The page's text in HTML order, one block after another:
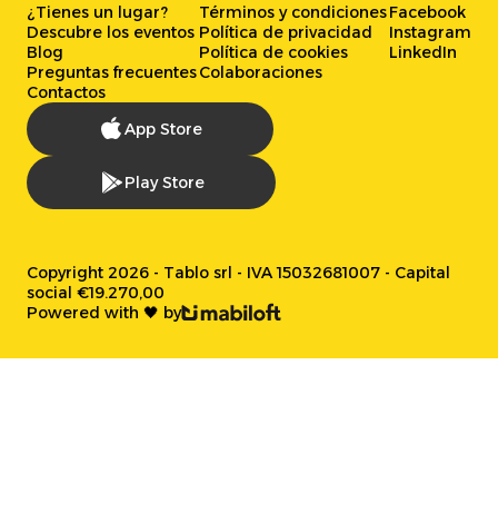
¿Tienes un lugar?
Descubre los eventos
Blog
Preguntas frecuentes
Contactos
Términos y condiciones
Política de privacidad
Política de cookies
Colaboraciones
Facebook
Instagram
LinkedIn
App Store
Play Store
Copyright 2026 - Tablo srl - IVA 15032681007 - Capital
social €19.270,00
Powered with 🖤 by